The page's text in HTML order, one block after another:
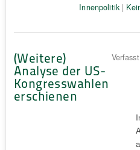
Innenpolitik|
(Weitere)
Analyse der US-
Kongresswahlen
erschienen